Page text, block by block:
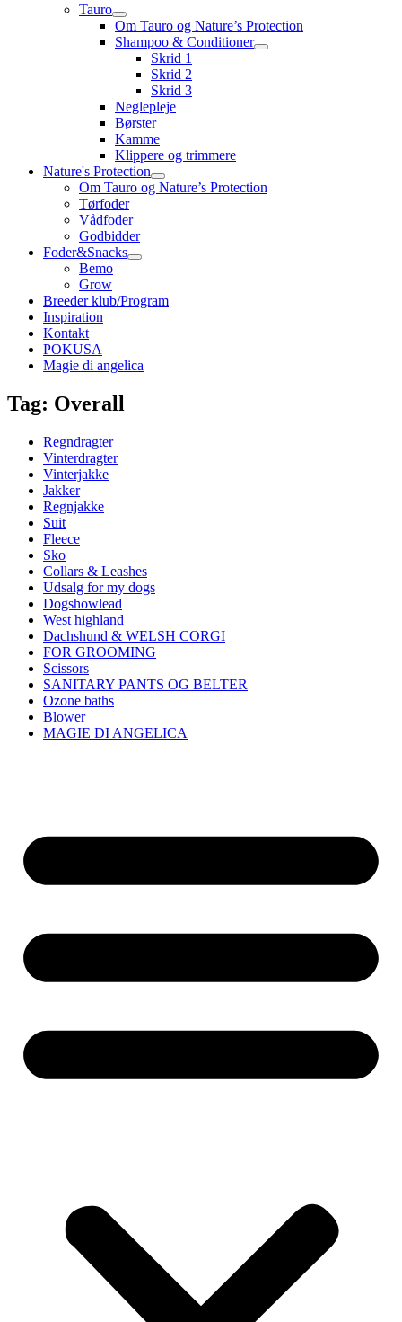
Tauro
Om Tauro og Nature’s Protection
Shampoo & Conditioner
Skrid 1
Skrid 2
Skrid 3
Neglepleje
Børster
Kamme
Klippere og trimmere
Nature's Protection
Om Tauro og Nature’s Protection
Tørfoder
Vådfoder
Godbidder
Foder&Snacks
Bemo
Grow
Breeder klub/Program
Inspiration
Kontakt
POKUSA
Magie di angelica
Tag: Overall
Regndragter
Vinterdragter
Vinterjakke
Jakker
Regnjakke
Suit
Fleece
Sko
Collars & Leashes
Udsalg for my dogs
Dogshowlead
West highland
Dachshund & WELSH CORGI
FOR GROOMING
Scissors
SANITARY PANTS OG BELTER
Ozone baths
Blower
MAGIE DI ANGELICA